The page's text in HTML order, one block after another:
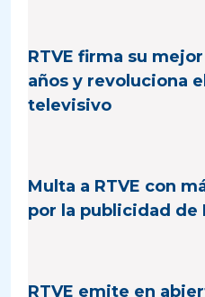
RTVE firma su
años y revoluciona
televisivo
Multa a RTVE con
por la publicidad de
RTVE emite en